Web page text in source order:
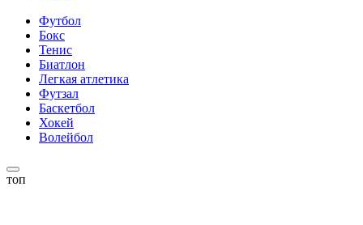
Футбол
Бокс
Тенис
Биатлон
Легкая атлетика
Футзал
Баскетбол
Хокей
Волейбол
топ